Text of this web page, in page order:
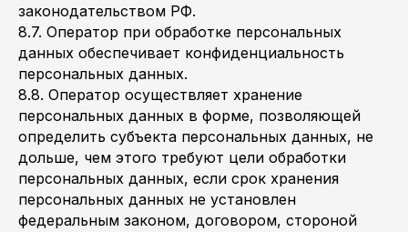
законодательством РФ.
8.7. Оператор при обработке персональных
данных обеспечивает конфиденциальность
персональных данных.
8.8. Оператор осуществляет хранение
персональных данных в форме, позволяющей
определить субъекта персональных данных, не
дольше, чем этого требуют цели обработки
персональных данных, если срок хранения
персональных данных не установлен
федеральным законом, договором, стороной